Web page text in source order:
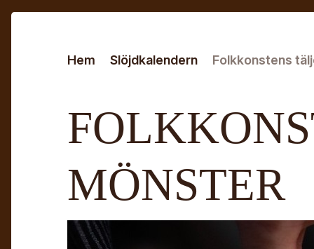
Hem Slöjdkalendern Folkkonstens
MÖNSTER